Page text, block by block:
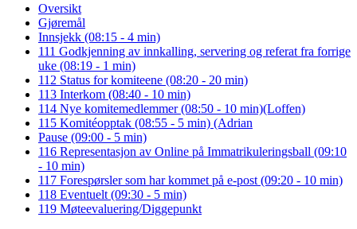
Oversikt
Gjøremål
Innsjekk (08:15 - 4 min)
111 Godkjenning av innkalling, servering og referat fra forrige
uke (08:19 - 1 min)
112 Status for komiteene (08:20 - 20 min)
113 Interkom (08:40 - 10 min)
114 Nye komitemedlemmer (08:50 - 10 min)(Loffen)
115 Komitéopptak (08:55 - 5 min) (Adrian
Pause (09:00 - 5 min)
116 Representasjon av Online på Immatrikuleringsball (09:10
- 10 min)
117 Forespørsler som har kommet på e-post (09:20 - 10 min)
118 Eventuelt (09:30 - 5 min)
119 Møteevaluering/Diggepunkt